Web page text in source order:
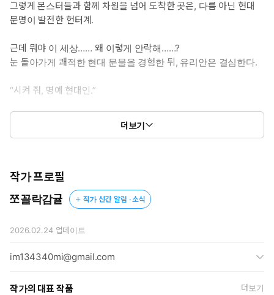
마검사 미남수에게 감겨서 울고불고 주접 떠는 이야기가 보고싶
을 때.
* 공감 글귀: 나를 데리고 살겠다니, 거의 결혼하자는 고백 아닌가?
그렇게 몬스터들과 함께 차원을 넘어 도착한 곳은, 다름 아닌 현대
문명이 발전한 헌터계.
근데 뭐야 이 세상…… 왜 이렇게 안락해……?
눈 돌아가게 쾌적한 현대 문물을 경험한 뒤, 유리안은 결심한다.
“시켜 줘, 명예 현대인.”
던전에서 자신을 주운 S급 헌터 ‘공시영’에게 빌붙기로.
“뭐…… 왜, 왜 그런 걸 물어 보는데요? 그런, 그런 게, 왜 궁금한데
한 어느 날,
걸어 다니는 몬스터 도감 유리안의 도움이 절실해지는데.
“몬스터 때려잡는 게 직업인데, 그 정도는 알고 있어야지 않겠
더보기
작가 프로필
쪼꼴락감귤
작가 신간 알림 · 소식
2026.02.24업데이트
im134340mi@gmail.com
작가의 대표 작품 더보기